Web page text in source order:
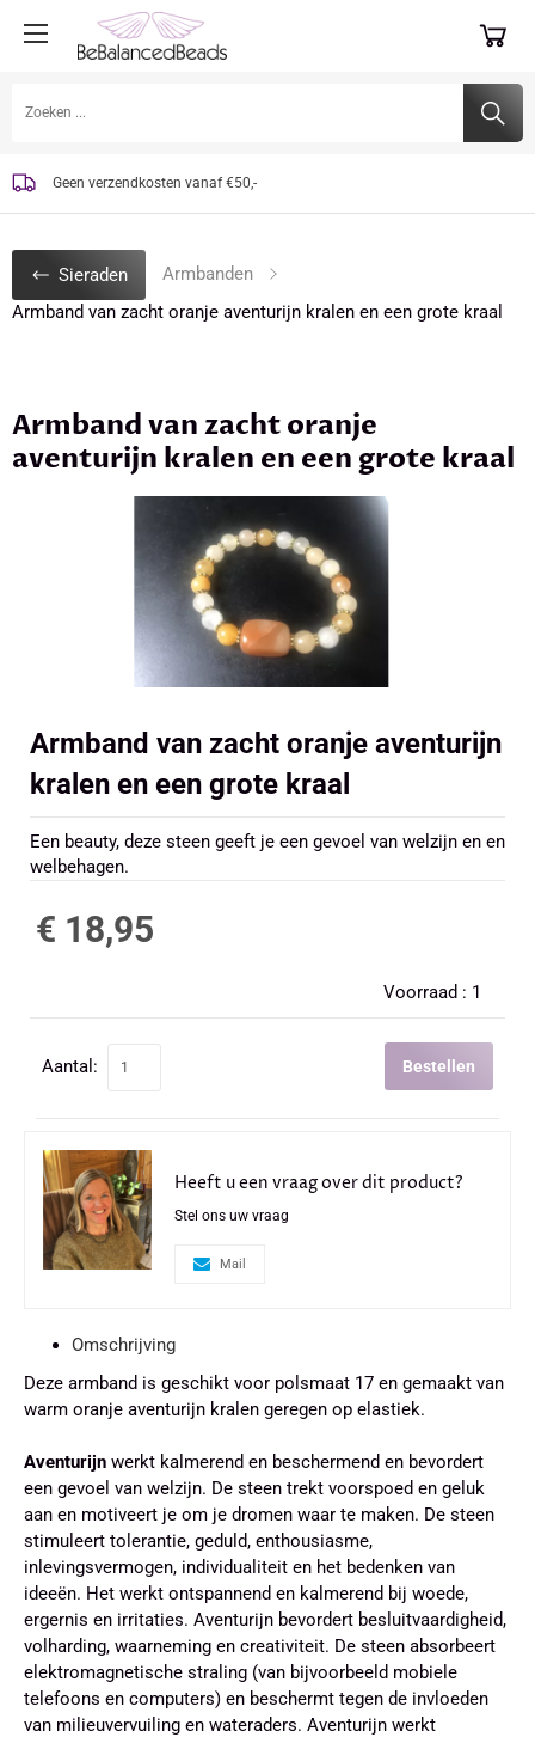
Unieke, handgemaakte sieraden
Laat mij invoelen welke edelsteen bij jou past
Geen verzendkosten vanaf €50,-
Sieraden
Armbanden
Armband van zacht oranje aventurijn kralen en een grote kraal
Armband van zacht oranje
aventurijn kralen en een grote kraal
Armband van zacht oranje aventurijn
kralen en een grote kraal
Een beauty, deze steen geeft je een gevoel van welzijn en en
welbehagen.
€ 18,95
Voorraad : 1
Aantal: Bestellen
Heeft u een vraag over dit product?
Stel ons uw vraag
Mail
Omschrijving
Deze armband is geschikt voor polsmaat 17 en gemaakt van
warm oranje aventurijn kralen geregen op elastiek.
Aventurijn werkt kalmerend en beschermend en bevordert
een gevoel van welzijn. De steen trekt voorspoed en geluk
aan en motiveert je om je dromen waar te maken. De steen
stimuleert tolerantie, geduld, enthousiasme,
inlevingsvermogen, individualiteit en het bedenken van
ideeën. Het werkt ontspannend en kalmerend bij woede,
ergernis en irritaties. Aventurijn bevordert besluitvaardigheid,
volharding, waarneming en creativiteit. De steen absorbeert
elektromagnetische straling (van bijvoorbeeld mobiele
telefoons en computers) en beschermt tegen de invloeden
van milieuvervuiling en wateraders. Aventurijn werkt